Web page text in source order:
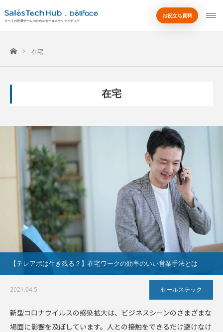
by
すべての営業チームのためのセールステックメディア
お役立ち資料
ホーム在宅
在宅
【テレアポは生き残る？】在宅ワークの効率のいい営業手法とは
2021.04.5 セールステック
新型コロナウイルスの感染拡大は、ビジネスシーンのさまざまな
場面に影響を及ぼしています。人との接触をできるだけ避けなけ